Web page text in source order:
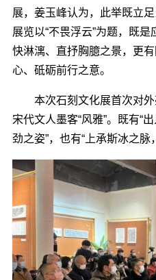
展，姜玉峰认为，此举既立
展览以“不畏浮云”为题，既
快淋漓、直抒胸臆之景，更
心、砥砺前行之意。
本次石刻文化展首次对外
宋代文人墨客“风雅”。既有“
劲之姿”，也有“上承斯冰之脉